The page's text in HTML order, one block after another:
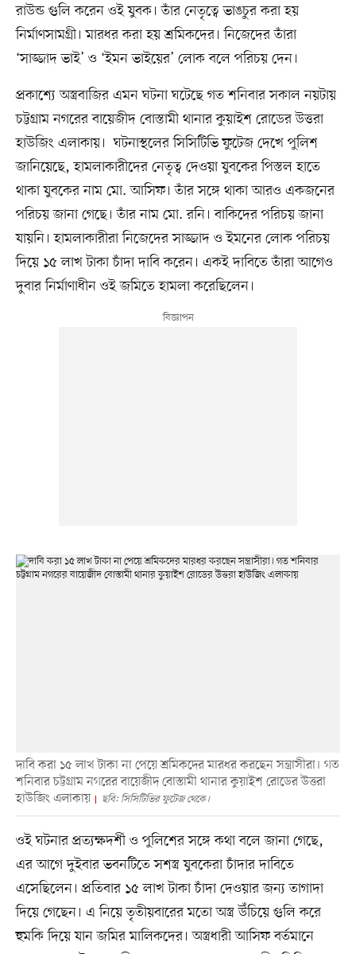
রাউন্ড গুলি করেন ওই যুবক। তাঁর নেতৃত্বে ভাঙচুর করা হয়
নির্মাণসামগ্রী। মারধর করা হয় শ্রমিকদের। নিজেদের তাঁরা
‘সাজ্জাদ ভাই’ ও ‘ইমন ভাইয়ের’ লোক বলে পরিচয় দেন।
প্রকাশ্যে অস্ত্রবাজির এমন ঘটনা ঘটেছে গত শনিবার সকাল নয়টায়
চট্টগ্রাম নগরের বায়েজীদ বোস্তামী থানার কুয়াইশ রোডের উত্তরা
হাউজিং এলাকায়। ঘটনাস্থলের সিসিটিভি ফুটেজ দেখে পুলিশ
জানিয়েছে, হামলাকারীদের নেতৃত্ব দেওয়া যুবকের পিস্তল হাতে
থাকা যুবকের নাম মো. আসিফ। তাঁর সঙ্গে থাকা আরও একজনের
পরিচয় জানা গেছে। তাঁর নাম মো. রনি। বাকিদের পরিচয় জানা
যায়নি। হামলাকারীরা নিজেদের সাজ্জাদ ও ইমনের লোক পরিচয়
দিয়ে ১৫ লাখ টাকা চাঁদা দাবি করেন। একই দাবিতে তাঁরা আগেও
দুবার নির্মাণাধীন ওই জমিতে হামলা করেছিলেন।
দাবি করা ১৫ লাখ টাকা না পেয়ে শ্রমিকদের মারধর করছেন সন্ত্রাসীরা। গত
শনিবার চট্টগ্রাম নগরের বায়েজীদ বোস্তামী থানার কুয়াইশ রোডের উত্তরা
হাউজিং এলাকায়
ছবি: সিসিটিভির ফুটেজ থেকে।
ওই ঘটনার প্রত্যক্ষদর্শী ও পুলিশের সঙ্গে কথা বলে জানা গেছে,
এর আগে দুইবার ভবনটিতে সশস্ত্র যুবকেরা চাঁদার দাবিতে
এসেছিলেন। প্রতিবার ১৫ লাখ টাকা চাঁদা দেওয়ার জন্য তাগাদা
দিয়ে গেছেন। এ নিয়ে তৃতীয়বারের মতো অস্ত্র উঁচিয়ে গুলি করে
হুমকি দিয়ে যান জমির মালিকদের। অস্ত্রধারী আসিফ বর্তমানে